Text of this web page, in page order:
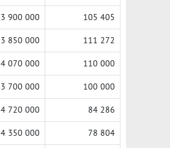
3 900 000 105 405
3 850 000 111 272
4 070 000 110 000
3 700 000 100 000
4 720 000 84 286
4 350 000 78 804